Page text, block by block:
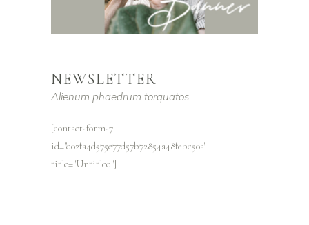
NEWSLETTER
Alienum phaedrum torquatos
[contact-form-7
id="d02fa4d575e77d57b72854a48febc50a"
title="Untitled"]